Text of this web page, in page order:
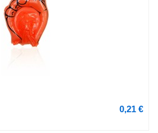
0,21 €